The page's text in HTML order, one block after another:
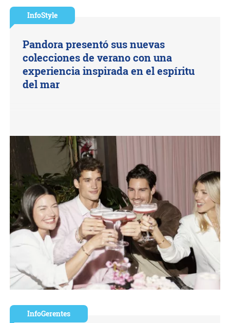
InfoStyle
Pandora presentó sus nuevas
colecciones de verano con una
experiencia inspirada en el espíritu
del mar
InfoGerentes